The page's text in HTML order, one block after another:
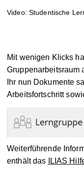
Video: Studentische
Mit wenigen Klicks
Gruppenarbeitsraum
Ihr nun Dokumente
Arbeitsfortschritt
Weiterführende
enthält das
ILIAS